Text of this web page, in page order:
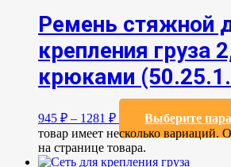
Ремень стяжной
крепления груза
крюками
945 ₽ – 1281 ₽ Выберите
товар имеет несколько
на странице товара.